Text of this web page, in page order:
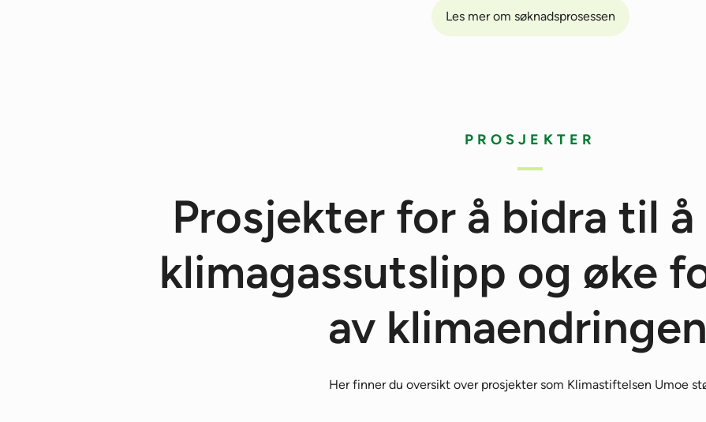
Les mer om søknadsprosessen
PROSJEKTER
Prosjekter for å bidra til
klimagassutslipp og øke
av
Her finner du oversikt over prosjekter som Klimastiftelsen Umoe